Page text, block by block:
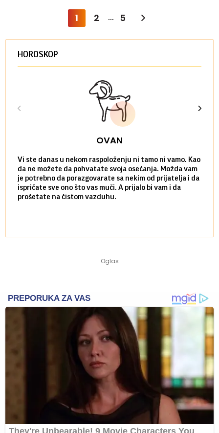
1 2 ... 5
HOROSKOP
OVAN
Vi ste danas u nekom raspoloženju ni tamo ni vamo. Kao
da ne možete da pohvatate svoja osećanja. Možda vam
je potrebno da porazgovarate sa nekim od prijatelja i da
ispričate sve ono što vas muči. A prijalo bi vam i da
prošetate na čistom vazduhu.